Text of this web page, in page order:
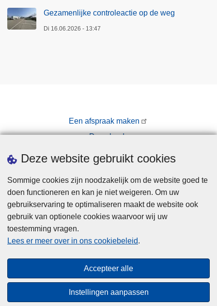
Deze website gebruikt cookies
Sommige cookies zijn noodzakelijk om de website goed te
doen functioneren en kan je niet weigeren. Om uw
gebruikservaring te optimaliseren maakt de website ook
gebruik van optionele cookies waarvoor wij uw
toestemming vragen.
Lees er meer over in ons cookiebeleid.
Accepteer alle
Instellingen aanpassen
Gezamenlijke controleactie op de weg
Di 16.06.2026 - 13:47
Een afspraak maken
Downloads
Pers
Privacy
Toegankelijkheid